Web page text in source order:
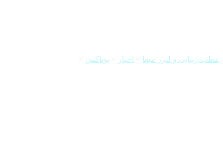
مطب زیبایی و لیزر میها اخبار بوتاکس